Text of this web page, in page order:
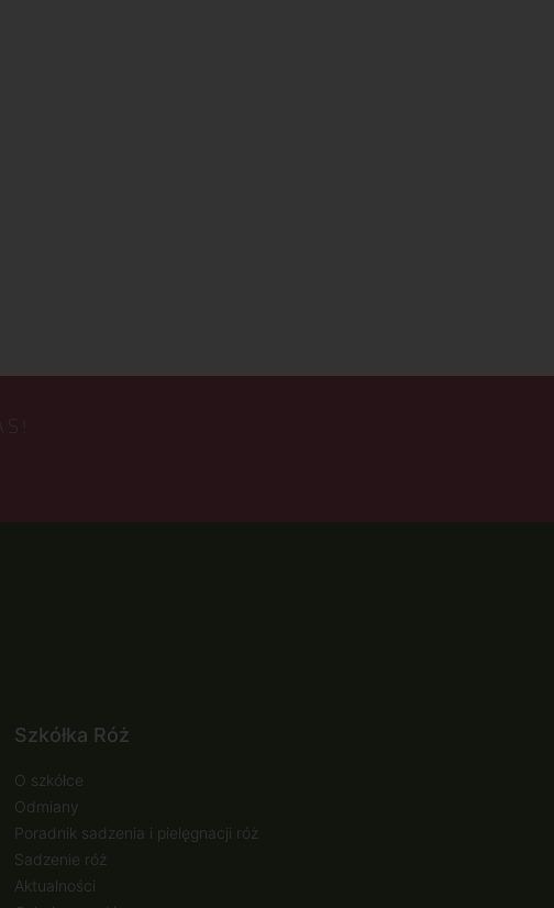
Szkółka Róż
O szkółce
Odmiany
Poradnik sadzenia i pielęgnacji róż
Sadzenie róż
Aktualności